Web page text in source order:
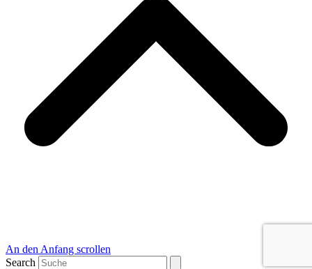
An den Anfang scrollen
Search